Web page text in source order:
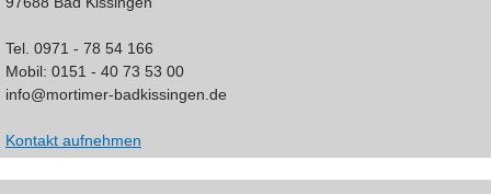
Tel. 0971 - 78 54 166
Mobil: 0151 - 40 73 53 00
info@mortimer-badkissingen.de
Kontakt aufnehmen